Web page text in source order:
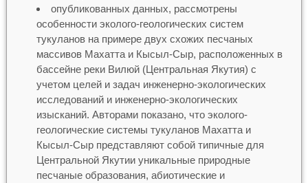
опубликованных данных, рассмотрены
особенности эколого-геологических систем
тукуланов на примере двух схожих песчаных
массивов Махатта и Кысыл-Сыр, расположенных в
бассейне реки Вилюй (Центральная Якутия) с
учетом целей и задач инженерно-экологических
исследований и инженерно-экологических
изысканий. Авторами показано, что эколого-
геологические системы тукуланов Махатта и
Кысыл-Сыр представляют собой типичные для
Центральной Якутии уникальные природные
песчаные образования, абиотические и